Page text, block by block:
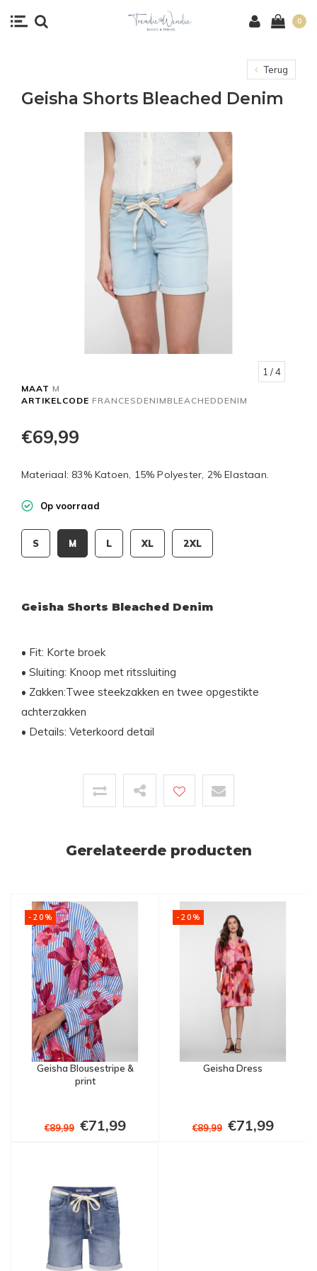
0
Terug
Geisha Shorts Bleached Denim
1 / 4
MAAT M
ARTIKELCODE FRANCESDENIMBLEACHEDDENIM
€69,99
Materiaal: 83% Katoen, 15% Polyester, 2% Elastaan.
Op voorraad
S M L XL 2XL
Geisha Shorts Bleached Denim
• Fit: Korte broek
• Sluiting: Knoop met ritssluiting
• Zakken:Twee steekzakken en twee opgestikte
achterzakken
• Details: Veterkoord detail
Gerelateerde producten
-20%
Geisha Blousestripe &
print
€89,99 €71,99
-20%
Geisha Dress
€89,99 €71,99